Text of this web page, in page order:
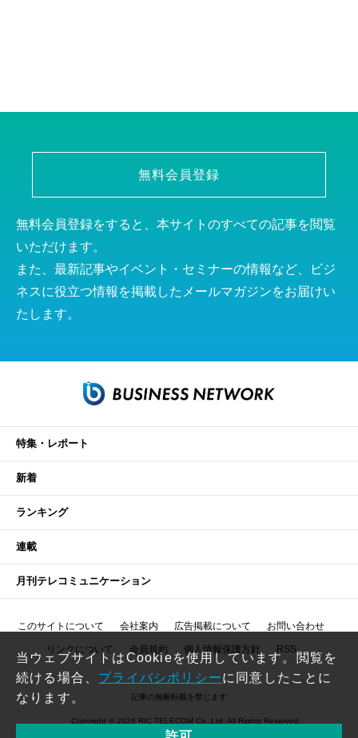
無料会員登録
無料会員登録をすると、本サイトのすべての記事を閲覧
いただけます。
また、最新記事やイベント・セミナーの情報など、ビジ
ネスに役立つ情報を掲載したメールマガジンをお届けい
たします。
特集・レポート
新着
ランキング
連載
月刊テレコミュニケーション
このサイトについて 会社案内 広告掲載について お問い合わせ
リンクについて 会員規約 個人情報保護方針 RSS
記事の無断転載を禁じます
Copyright © 2026 RIC TELECOM Co.,Ltd. All Rights Reserved.
当ウェブサイトはCookieを使用しています。閲覧を
続ける場合、 プライバシポリシーに同意したことに
なります。